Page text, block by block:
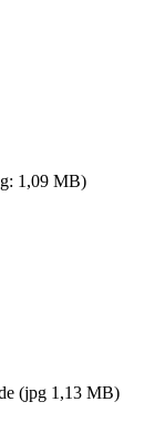
1,09 MB)
(jpg 1,13 MB)